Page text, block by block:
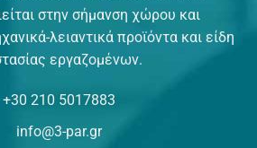
στην σήμανση χώρου και
λειαντικά προϊόντα και είδη
εργαζομένων.
+30 210 5017883
info@3-par.gr